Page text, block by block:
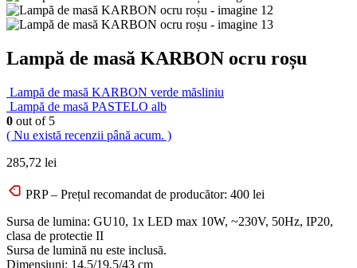
Lampă de masă KARBON ocru roșu
Lampă de masă KARBON verde măsliniu
Lampă de masă PASTELO alb
0 out of 5
( Nu există recenzii până acum. )
285,72 lei
PRP – Prețul recomandat de producător: 400 lei
Sursa de lumina: GU10, 1x LED max 10W, ~230V, 50Hz, IP20,
clasa de protectie II
Sursa de lumină nu este inclusă.
Dimensiuni: 14,5/19,5/43 cm